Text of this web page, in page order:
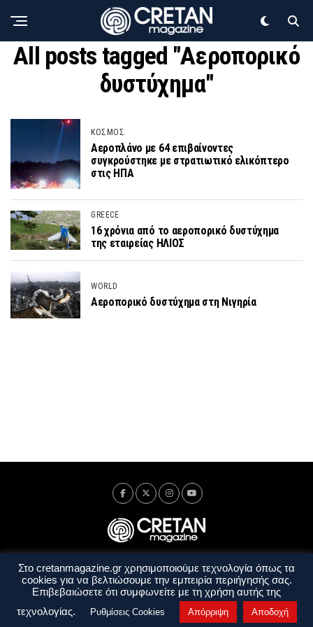
All posts tagged "Αεροπορικό
δυστύχημα"
ΚΟΣΜΟΣ
Αεροπλάνο με 64 επιβαίνοντες
συγκρούστηκε με στρατιωτικό ελικόπτερο
στις ΗΠΑ
GREECE
16 χρόνια από το αεροπορικό δυστύχημα
της εταιρείας ΗΛΙΟΣ
WORLD
Αεροπορικό δυστύχημα στη Νιγηρία
Ταυτότητα Πολιτική Απορρήτου
Όροι Χρήσης
Όροι και Προϋποθέσεις
Στο cretanmagazine.gr χρησιμοποιούμε τεχνολογία όπως τα
cookies για να βελτιώσουμε την εμπειρία περιήγησής σας.
Επιβεβαιώσετε ότι συμφωνείτε με τη χρήση αυτής της
τεχνολογίας.
Ρυθμίσεις Cookies Απόρριψη Αποδοχή